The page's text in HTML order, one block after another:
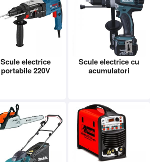
Scule electrice
portabile 220V
Scule electrice cu
acumulatori